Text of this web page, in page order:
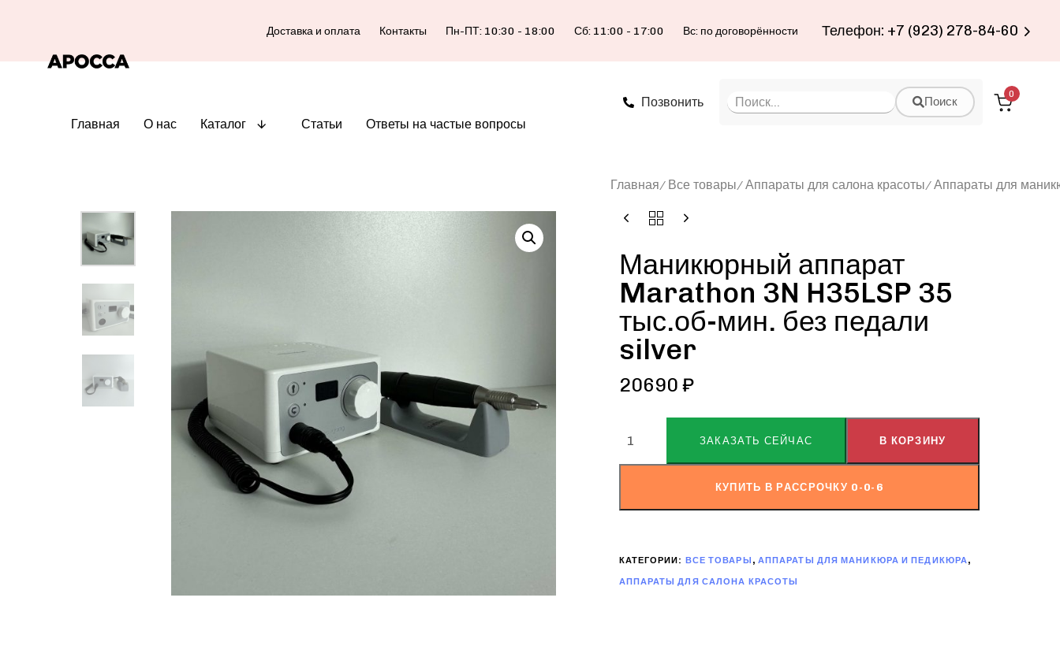
Доставка и оплата Контакты Пн-ПТ: 10:30 - 18:00 Сб: 11:00 - 17:00 Вс: по договорённости Телефон: +7 (923) 278-84-60
Главная О нас Каталог Статьи Ответы на частые вопросы
Позвонить Поиск
0
Главная Все товары Аппараты для салона красоты Аппараты для
Маникюрный аппарат
Marathon 3N H35LSP 35
тыс.об-мин. без педали
silver
20690 ₽
ЗАКАЗАТЬ СЕЙЧАС В КОРЗИНУ
КУПИТЬ В РАССРОЧКУ 0-0-6
КАТЕГОРИИ: ВСЕ ТОВАРЫ , АППАРАТЫ ДЛЯ МАНИКЮРА И ПЕДИКЮРА,
АППАРАТЫ ДЛЯ САЛОНА КРАСОТЫ